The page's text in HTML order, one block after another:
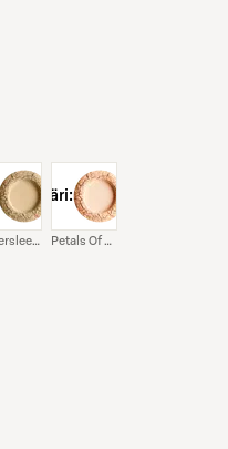
Neversleeping Beauty
väri:
Petals Of Sakura